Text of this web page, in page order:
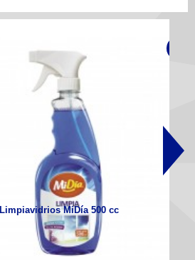
Limpiavidrios MiDía 500 cc